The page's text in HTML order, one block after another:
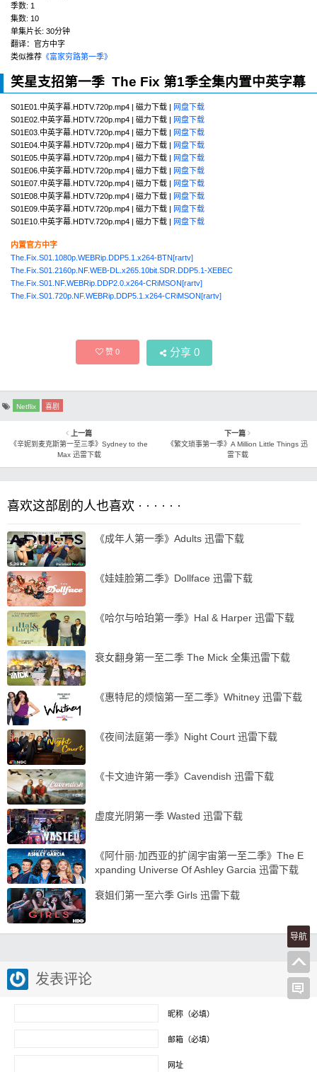
季数: 1
集数: 10
单集片长: 30分钟
翻译：官方中字
类似推荐 《富家穷路第一季》
笑星支招第一季 The Fix 第1季全集内置中英字幕
S01E01.中英字幕.HDTV.720p.mp4 | 磁力下载 | 网盘下载
S01E02.中英字幕.HDTV.720p.mp4 | 磁力下载 | 网盘下载
S01E03.中英字幕.HDTV.720p.mp4 | 磁力下载 | 网盘下载
S01E04.中英字幕.HDTV.720p.mp4 | 磁力下载 | 网盘下载
S01E05.中英字幕.HDTV.720p.mp4 | 磁力下载 | 网盘下载
S01E06.中英字幕.HDTV.720p.mp4 | 磁力下载 | 网盘下载
S01E07.中英字幕.HDTV.720p.mp4 | 磁力下载 | 网盘下载
S01E08.中英字幕.HDTV.720p.mp4 | 磁力下载 | 网盘下载
S01E09.中英字幕.HDTV.720p.mp4 | 磁力下载 | 网盘下载
S01E10.中英字幕.HDTV.720p.mp4 | 磁力下载 | 网盘下载
内置官方中字
The.Fix.S01.1080p.WEBRip.DDP5.1.x264-BTN[rartv]
The.Fix.S01.2160p.NF.WEB-DL.x265.10bit.SDR.DDP5.1-XEBEC
The.Fix.S01.NF.WEBRip.DDP2.0.x264-CRiMSON[rartv]
The.Fix.S01.720p.NF.WEBRip.DDP5.1.x264-CRiMSON[rartv]
赞0 分享 0
Netflix 喜剧
上一篇
《辛妮到麦克斯第一至三季》Sydney to the
Max 迅雷下载
下一篇
《繁文琐事第一季》A Million Little Things 迅
雷下载
喜欢这部剧的人也喜欢 · · · · · ·
《成年人第一季》Adults 迅雷下载
《娃娃脸第二季》Dollface 迅雷下载
《哈尔与哈珀第一季》Hal & Harper 迅雷下载
衰女翻身第一至二季 The Mick 全集迅雷下载
《惠特尼的烦恼第一至二季》Whitney 迅雷下载
《夜间法庭第一季》Night Court 迅雷下载
《卡文迪许第一季》Cavendish 迅雷下载
虚度光阴第一季 Wasted 迅雷下载
《阿什丽·加西亚的扩阔宇宙第一至二季》The E
xpanding Universe Of Ashley Garcia 迅雷下载
衰姐们第一至六季 Girls 迅雷下载
发表评论
昵称（必填）
邮箱（必填）
网址
导航